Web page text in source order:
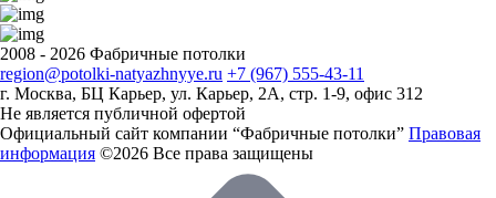
2008 - 2026 Фабричные потолки
region@potolki-natyazhnyye.ru +7 (967) 555-43-11
г. Москва, БЦ Карьер, ул. Карьер, 2А, стр. 1-9, офис 312
Не является публичной офертой
Официальный сайт компании “Фабричные потолки” Правовая
информация ©2026 Все права защищены